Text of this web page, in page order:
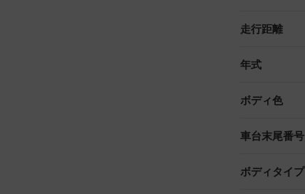
走行距離
年式
ボディ色
車台末尾番号
ボディタイプ